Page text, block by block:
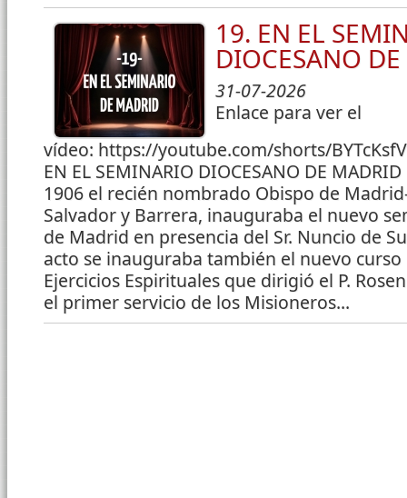
19. EN EL
DIOCESANO
31-07-2026
Enlace para ver el
vídeo: https://youtube.com/shorts/
EN EL SEMINARIO DIOCESANO DE
1906 el recién nombrado Obispo de
Salvador y Barrera, inauguraba el nuevo
de Madrid en presencia del Sr. Nuncio de
acto se inauguraba también el nuevo
Ejercicios Espirituales que dirigió el P.
el primer servicio de los Misioneros...